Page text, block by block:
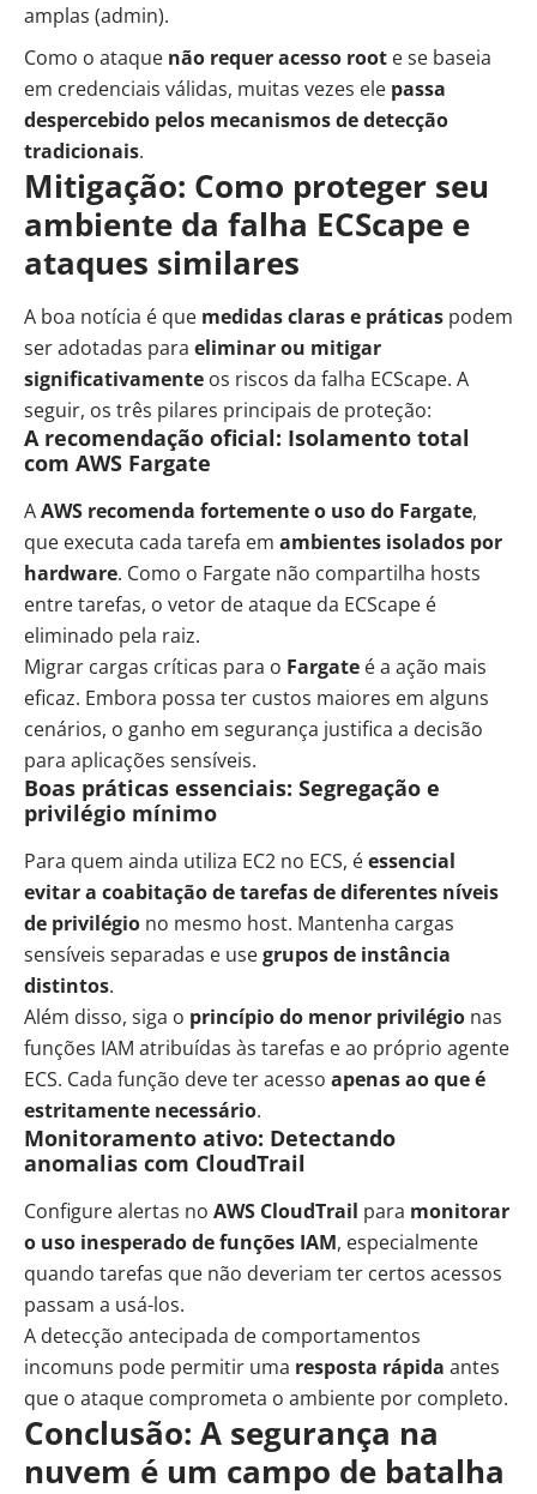
amplas (admin).
Como o ataque não requer acesso root e se baseia
em credenciais válidas, muitas vezes ele passa
despercebido pelos mecanismos de detecção
tradicionais.
Mitigação: Como proteger seu
ambiente da falha ECScape e
ataques similares
A boa notícia é que medidas claras e práticas podem
ser adotadas para eliminar ou mitigar
significativamente os riscos da falha ECScape. A
seguir, os três pilares principais de proteção:
A recomendação oficial: Isolamento total
com AWS Fargate
AAWS recomenda fortemente o uso do Fargate,
que executa cada tarefa em ambientes isolados por
hardware. Como o Fargate não compartilha hosts
entre tarefas, o vetor de ataque da ECScape é
eliminado pela raiz.
Migrar cargas críticas para o Fargate é a ação mais
eficaz. Embora possa ter custos maiores em alguns
cenários, o ganho em segurança justifica a decisão
para aplicações sensíveis.
Boas práticas essenciais: Segregação e
privilégio mínimo
Para quem ainda utiliza EC2 no ECS, éessencial
evitar a coabitação de tarefas de diferentes níveis
de privilégio no mesmo host. Mantenha cargas
sensíveis separadas e usegrupos de instância
distintos.
Além disso, siga o princípio do menor privilégio nas
funções IAM atribuídas às tarefas e ao próprio agente
ECS. Cada função deve ter acesso apenas ao que é
estritamente necessário.
Monitoramento ativo: Detectando
anomalias com CloudTrail
Configure alertas no AWS CloudTrail para monitorar
o uso inesperado de funções IAM, especialmente
quando tarefas que não deveriam ter certos acessos
passam a usá-los.
A detecção antecipada de comportamentos
incomuns pode permitir uma resposta rápida antes
que o ataque comprometa o ambiente por completo.
Conclusão: A segurança na
nuvem é um campo de batalha